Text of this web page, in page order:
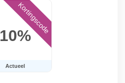
10%
Actueel
Kortingscode